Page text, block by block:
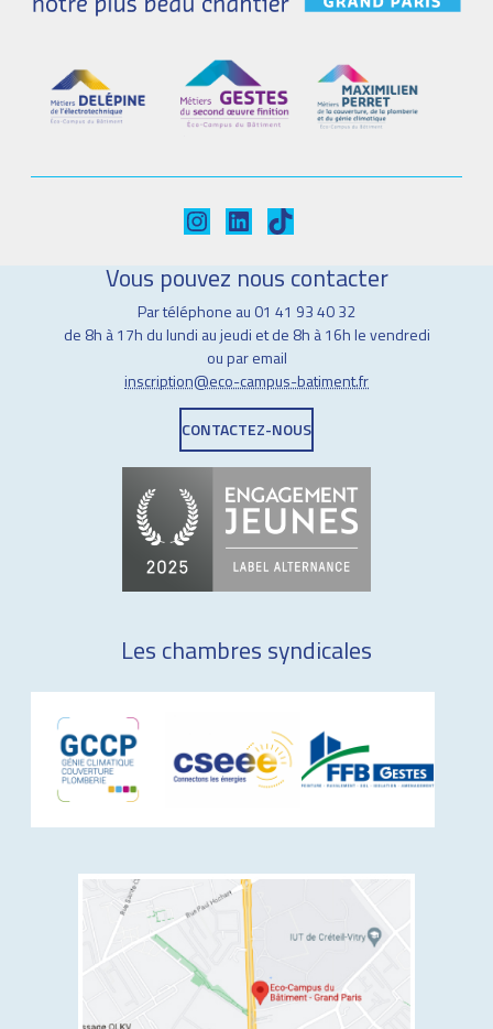
Instagram
LinkedIn
TikTok
Vous pouvez nous contacter
Par téléphone au 01 41 93 40 32
de 8h à 17h du lundi au jeudi et de 8h à 16h le vendredi
ou par email
inscription@eco-campus-batiment.fr
CONTACTEZ-NOUS
Les chambres syndicales